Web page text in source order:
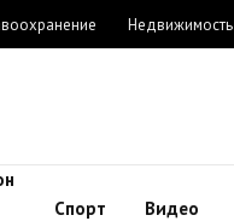
Недвижимость
Спорт Видео